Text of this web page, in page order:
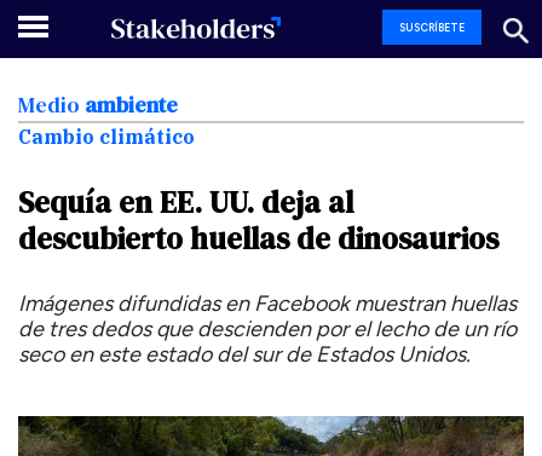
SUSCRÍBETE
Medio ambiente
Cambio climático
Sequía enEE.UU. deja al
descubiertohuellas de dinosaurios
Imágenes difundidas en Facebook muestran huellas
de tres dedos que descienden por el lecho de un río
seco en este estado del sur de Estados Unidos.